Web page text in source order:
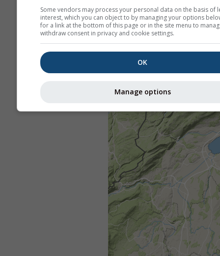
Some vendors may process your personal data on the basis of
interest, which you can object to by managing your options
for a link at the bottom of this page or in the site menu to
withdraw consent in privacy and cookie settings.
OK
Manage options